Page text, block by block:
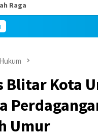
Raga
Sambut HUT
Hukum
Blitar Kota
Umur